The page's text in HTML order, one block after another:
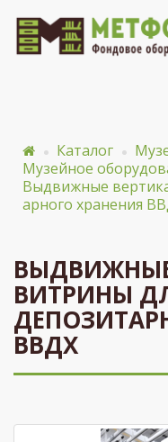
Каталог
Музейное
Выдвижные
арного хранения
ВИТРИНЫ
ВВДХ